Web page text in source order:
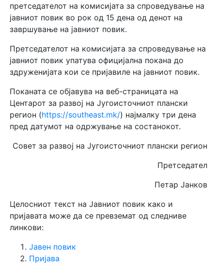
претседателот на комисијата за спроведување на
јавниот повик во рок од 15 дена од денот на
завршување на јавниот повик.
Претседателот на комисијата за спроведување на
јавниот повик упатува официјална покана до
здруженијата кои се пријавиле на јавниот повик.
Поканата се објавува на веб-страницата на
Центарот за развој на Југоисточниот плански
регион (https://southeast.mk/) најмалку три дена
пред датумот на одржување на состанокот.
Совет за развој на Југоисточниот плански регион
Претседател
Петар Јанков
Целосниот текст на Јавниот повик како и
пријавата може да се превземат од следниве
линкови:
Јавен повик
Пријава